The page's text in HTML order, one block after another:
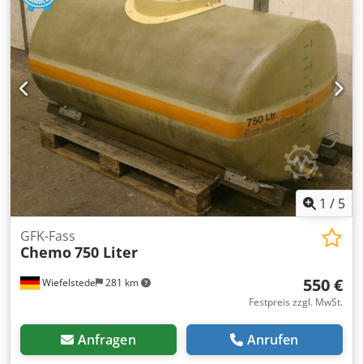
1 / 5
Wiefelstede 281 km
GFK-Fass
Chemo750 Liter
550 €
Festpreis zzgl. MwSt.
Anfragen Anrufen